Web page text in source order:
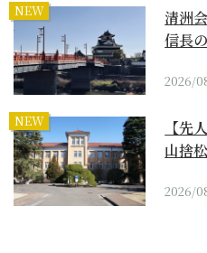
NEW
清洲
信長
2026/
NEW
【先
山捨
2026/